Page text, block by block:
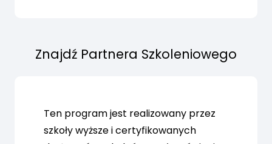
Znajdź Partnera Szkoleniowego
Ten program jest realizowany przez
szkoły wyższe i certyfikowanych